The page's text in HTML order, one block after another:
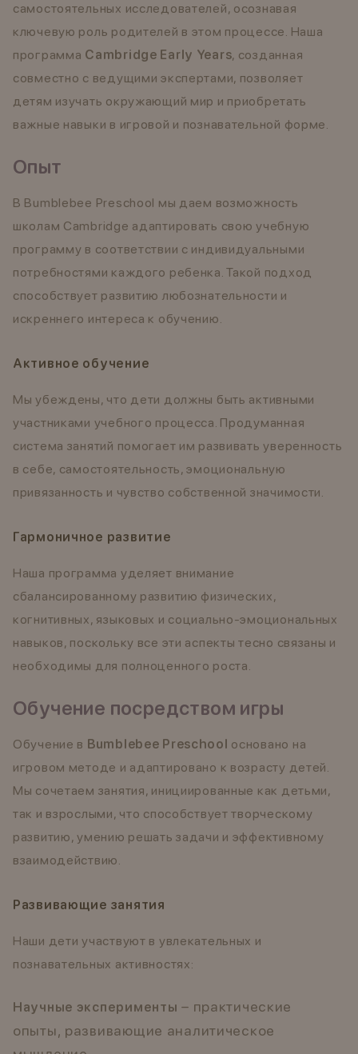
самостоятельных исследователей, осознавая
ключевую роль родителей в этом процессе. Наша
программа Cambridge Early Years, созданная
совместно с ведущими экспертами, позволяет
детям изучать окружающий мир и приобретать
важные навыки в игровой и познавательной форме.
Опыт
В Bumblebee Preschool мы даем возможность
школам Cambridge адаптировать свою учебную
программу в соответствии с индивидуальными
потребностями каждого ребенка. Такой подход
способствует развитию любознательности и
искреннего интереса к обучению.
Активное обучение
Мы убеждены, что дети должны быть активными
участниками учебного процесса. Продуманная
система занятий помогает им развивать уверенность
в себе, самостоятельность, эмоциональную
привязанность и чувство собственной значимости.
Гармоничное развитие
Наша программа уделяет внимание
сбалансированному развитию физических,
когнитивных, языковых и социально-эмоциональных
навыков, поскольку все эти аспекты тесно связаны и
необходимы для полноценного роста.
Обучение посредством игры
Обучение в Bumblebee Preschool основано на
игровом методе и адаптировано к возрасту детей.
Мы сочетаем занятия, инициированные как детьми,
так и взрослыми, что способствует творческому
развитию, умению решать задачи и эффективному
взаимодействию.
Развивающие занятия
Наши дети участвуют в увлекательных и
познавательных активностях:
Научные эксперименты – практические
опыты, развивающие аналитическое